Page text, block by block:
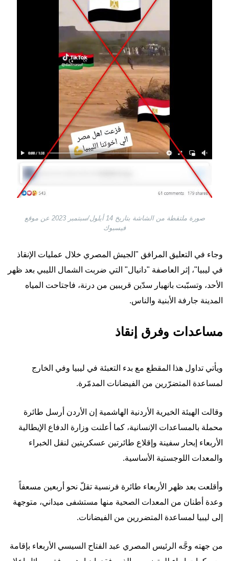
صورة ملتقطة من الشاشة بتاريخ 14 أيلول/سبتمبر 2023 عن موقع
فيسبوك
وجاء في التعليق المرافق "الجيش المصري خلال عمليات الإنقاذ
في ليبيا"، إثر العاصفة "دانيال" التي ضربت الشمال الليبي بعد ظهر
الأحد، وتسبّبت بانهيار سدّين قريبين من درنة، فاجتاحت المياه
المدينة جارفة الأبنية والناس.
مساعدات وفرق إنقاذ
ويأتي تداول هذا المقطع مع بدء التعبئة في ليبيا وفي الخارج
لمساعدة المتضرّرين من الفيضانات المدمّرة.
وقالت الهيئة الخيرية الأردنية الهاشمية إن الأردن أرسل طائرة
محملة بالمساعدات الإنسانية، كما أعلنت وزارة الدفاع الإيطالية
الأربعاء إبحار سفينة وإقلاع طائرتين عسكريتين لنقل الخبراء
والمعدات اللوجستية الأساسية.
وأقلعت بعد ظهر الأربعاء طائرة فرنسية تقلّ نحو أربعين مسعفاً
وعدة أطنان من المعدات الصحية منها مستشفى ميداني، متوجهة
إلى ليبيا لمساعدة المتضررين من الفيضانات.
من جهته وجَّه الرئيس المصري عبد الفتاح السيسي الأربعاء بإقامة